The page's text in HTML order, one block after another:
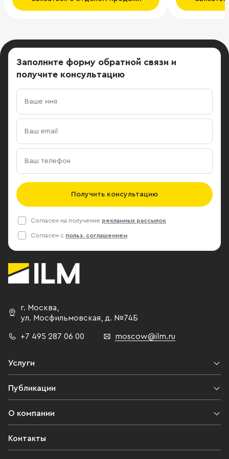
Заполните форму обратной связи и
получите консультацию
Получить консультацию
Согласен на получение рекламных рассылок
Согласен с польз. соглашением
г. Москва,
ул. Мосфильмовская, д. №74Б
+7 495 287 06 00 moscow@ilm.ru
Услуги
Публикации
О компании
Контакты